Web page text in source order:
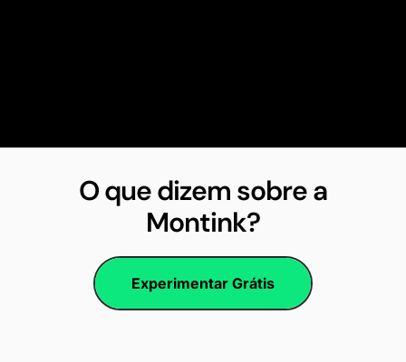
O que dizem sobre a
Montink?
Experimentar Grátis